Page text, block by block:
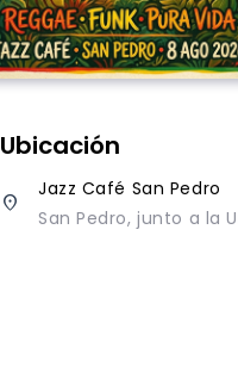
Ubicación
place
Jazz Café San Pedro
San Pedro, junto a la